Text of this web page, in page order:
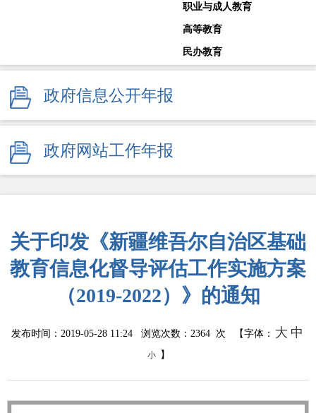
职业与成人教育
高等教育
民办教育
教师工作
学校安全生产
政府信息公开年报
政府网站工作年报
关于印发《新疆维吾尔自治区基础
教育信息化督导评估工作实施方案
（2019-2022）》的通知
发布时间：2019-05-28 11:24 浏览次数： 2364 次 【字体： 大 中
小 】